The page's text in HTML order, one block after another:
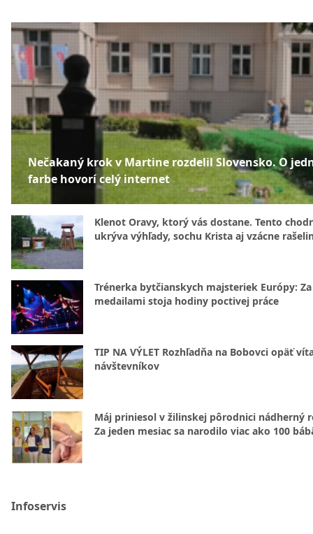
Nečakaný krok v Martine rozdelil Slovensko. O
farbe hovorí celý internet
Klenot Oravy, ktorý vás dostane. Tento
ukrýva výhľady, sochu Krista aj vzácne
Trénerka bytčianskych majsteriek Európy: Za
medailami stoja hodiny poctivej práce
TIP NA VÝLET Rozhľadňa na Bobovci opäť
návštevníkov
Máj priniesol v žilinskej pôrodnici nádherný
Za jeden mesiac sa narodilo viac ako 100
Infoservis